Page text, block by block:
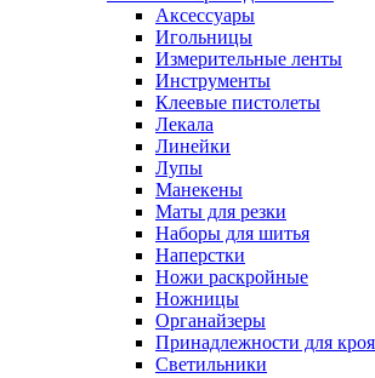
Аксессуары
Игольницы
Измерительные ленты
Инструменты
Клеевые пистолеты
Лекала
Линейки
Лупы
Манекены
Маты для резки
Наборы для шитья
Наперстки
Ножи раскройные
Ножницы
Органайзеры
Принадлежности для кроя
Светильники